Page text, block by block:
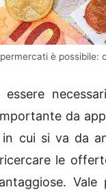
è
da
cui si va da
le